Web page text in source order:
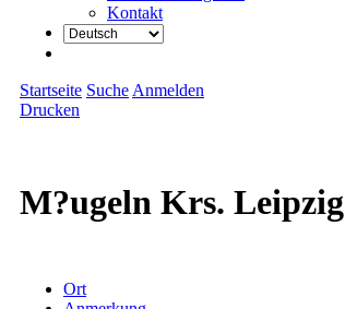
Kontakt
Startseite Suche Anmelden
Drucken
M?ugeln Krs. Leipzig
Ort